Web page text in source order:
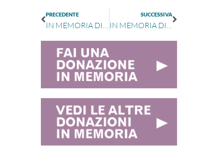
PRECEDENTE
IN MEMORIA DI GRAZIA CAPPELLETTI
SUCCESSIVA
IN MEMORIA DI LIDIA BALLESI